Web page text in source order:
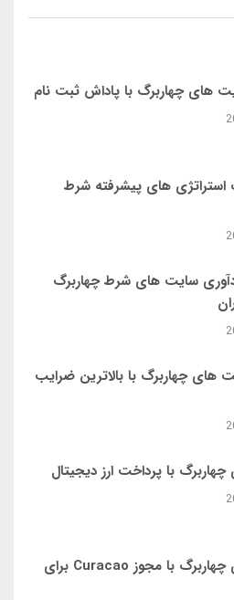
های چهاربرگ با پاداش ثبت‌ نام
استراتژی‌ های پیشرفته شرط
سایت‌ های شرط چهاربرگ
چهاربرگ با بالاترین ضرایب
با پرداخت ارز دیجیتال
سایت‌ های چهاربرگ با مجوز Curacao برای